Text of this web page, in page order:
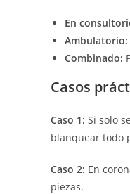
En
Ambulatorio:
Combinado:
Casos
Caso 1: Si solo
blanquear todo
Caso 2: En
piezas.